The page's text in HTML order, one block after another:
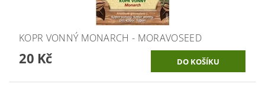
KOPR VONNÝ MONARCH - MORAVOSEED
20 Kč